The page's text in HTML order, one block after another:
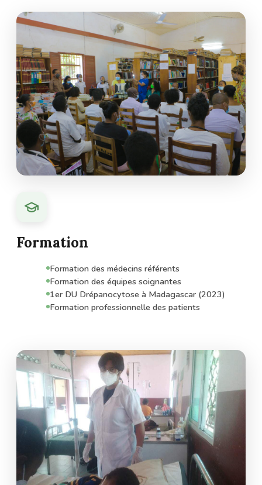
Formation
Formation des médecins référents
Formation des équipes soignantes
1er DU Drépanocytose à Madagascar (2023)
Formation professionnelle des patients